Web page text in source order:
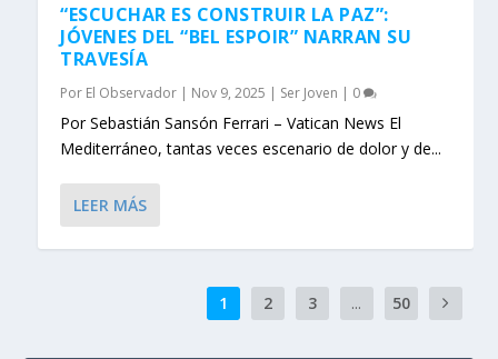
“ESCUCHAR ES CONSTRUIR LA PAZ”:
JÓVENES DEL “BEL ESPOIR” NARRAN SU
TRAVESÍA
Por El Observador | Nov 9, 2025 | Ser Joven | 0
Por Sebastián Sansón Ferrari – Vatican News El
Mediterráneo, tantas veces escenario de dolor y de...
LEER MÁS
1 2 3 ... 50